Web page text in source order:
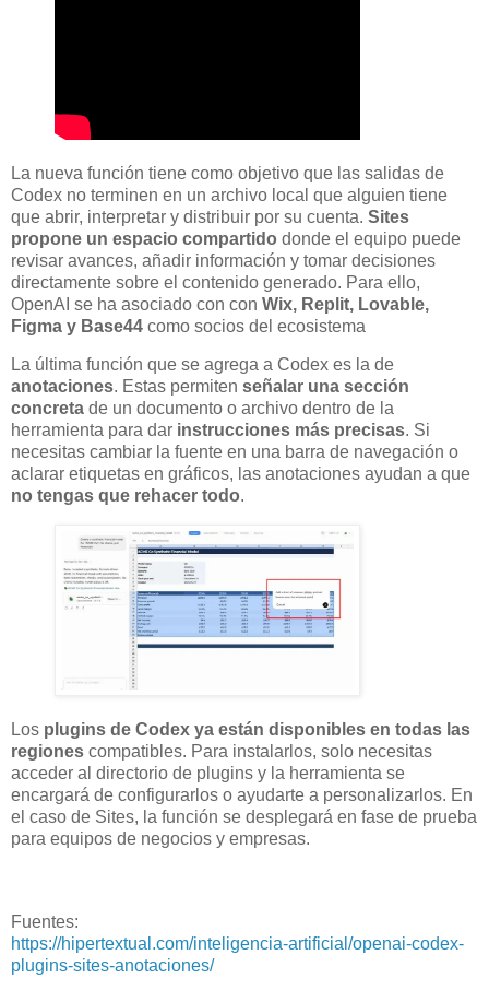
La nueva función tiene como objetivo que las salidas de
Codex no terminen en un archivo local que alguien tiene
que abrir, interpretar y distribuir por su cuenta. Sites
propone un espacio compartido donde el equipo puede
revisar avances, añadir información y tomar decisiones
directamente sobre el contenido generado. Para ello,
OpenAI se ha asociado con con Wix, Replit, Lovable,
Figma y Base44 como socios del ecosistema
La última función que se agrega a Codex es la de
anotaciones. Estas permiten señalar una sección
concreta de un documento o archivo dentro de la
herramienta para dar instrucciones más precisas. Si
necesitas cambiar la fuente en una barra de navegación o
aclarar etiquetas en gráficos, las anotaciones ayudan a que
no tengas que rehacer todo.
Los plugins de Codex ya están disponibles en todas las
regiones compatibles. Para instalarlos, solo necesitas
acceder al directorio de plugins y la herramienta se
encargará de configurarlos o ayudarte a personalizarlos. En
el caso de Sites, la función se desplegará en fase de prueba
para equipos de negocios y empresas.
Fuentes:
https://hipertextual.com/inteligencia-artificial/openai-codex-
plugins-sites-anotaciones/